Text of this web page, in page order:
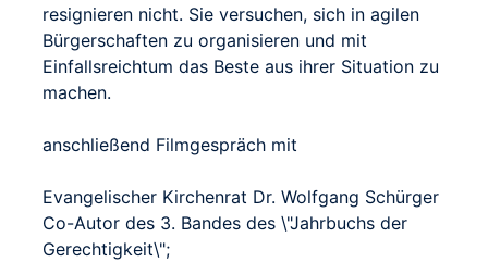
resignieren nicht. Sie versuchen, sich in agilen
Bürgerschaften zu organisieren und mit
Einfallsreichtum das Beste aus ihrer Situation zu
machen.
anschließend Filmgespräch mit
Evangelischer Kirchenrat Dr. Wolfgang Schürger
Co-Autor des 3. Bandes des \"Jahrbuchs der
Gerechtigkeit\";